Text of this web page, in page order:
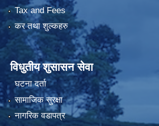
Tax and Fees
कर तथा शुल्कहरु
विधुतीय शुसासन सेवा
घटना दर्ता
सामाजिक सुरक्षा
नागरिक वडापत्र